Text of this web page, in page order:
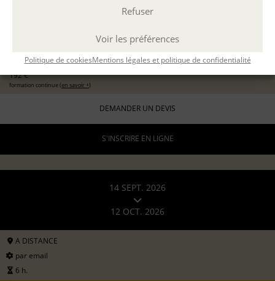
Refuser
Voir les préférences
Politique de cookiesMentions légales et politique de confidentialité
EXPÉRIMENTER L'ATELIER D'ÉCRITURE
pour les particuliers
192 €
formation continue (en savoir +)
DEMANDER UN DEVIS
S'INSCRIRE EN LIGNE
14 SEPT. 2026
12 OCT. 2026
A DISTANCE
par email
6 h.